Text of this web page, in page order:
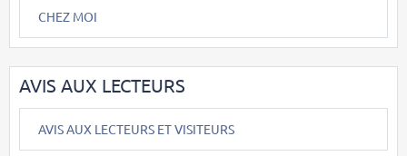
CHEZ MOI
AVIS AUX LECTEURS
AVIS AUX LECTEURS ET VISITEURS